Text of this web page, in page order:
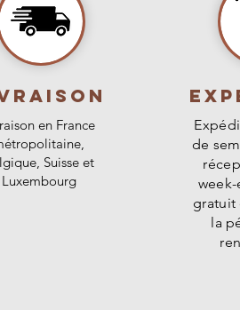
en France
Suisse et
Luxembourg
de
gratuit
la